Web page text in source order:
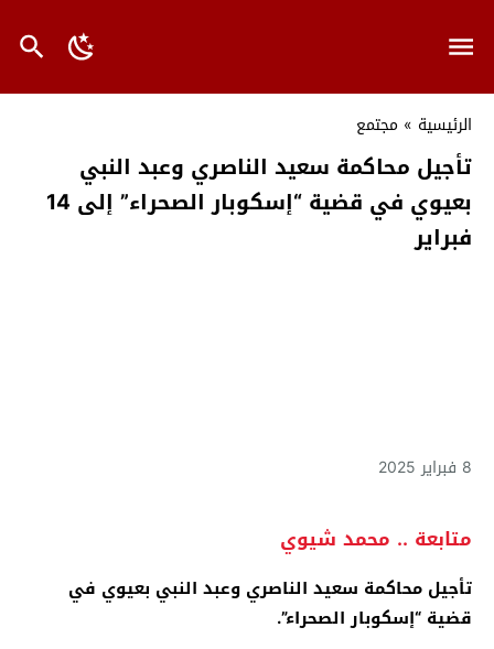
الرئيسية » مجتمع
تأجيل محاكمة سعيد الناصري وعبد النبي
بعيوي في قضية “إسكوبار الصحراء” إلى 14
فبراير
8 فبراير 2025
متابعة .. محمد شيوي
تأجيل محاكمة سعيد الناصري وعبد النبي بعيوي في
قضية “إسكوبار الصحراء”.